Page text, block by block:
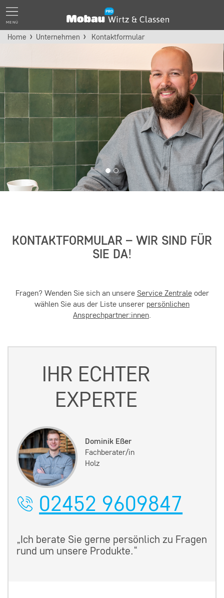
MENÜ
Home Unternehmen Kontaktformular
KONTAKTFORMULAR – WIR SIND FÜR
SIE DA!
Fragen? Wenden Sie sich an unsere Service Zentraleoder
wählen Sie aus der Liste unserer persönlichen
Ansprechpartner:innen.
IHR ECHTER
EXPERTE
Dominik Eßer
Fachberater/in
Holz
02452 9609847
„Ich berate Sie gerne persönlich zu Fragen
rund um unsere Produkte.“